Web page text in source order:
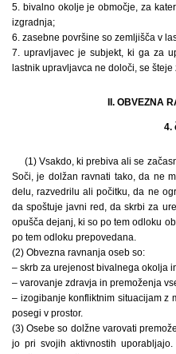
5. bivalno okolje je območje, za
izgradnja;
6. zasebne površine so zemljišča v
7. upravljavec je subjekt, ki ga za
lastnik upravljavca ne določi, se šteje
II. OBVEZNA
4.
(1) Vsakdo, ki prebiva ali se
Soči, je dolžan ravnati tako, da ne
delu, razvedrilu ali počitku, da ne
da spoštuje javni red, da skrbi za
opušča dejanj, ki so po tem odloku
po tem odloku prepovedana.
(2) Obvezna ravnanja oseb so:
– skrb za urejenost bivalnega okolja
– varovanje zdravja in premoženja
– izogibanje konfliktnim situacijam z
posegi v prostor.
(3) Osebe so dolžne varovati
jo pri svojih aktivnostih